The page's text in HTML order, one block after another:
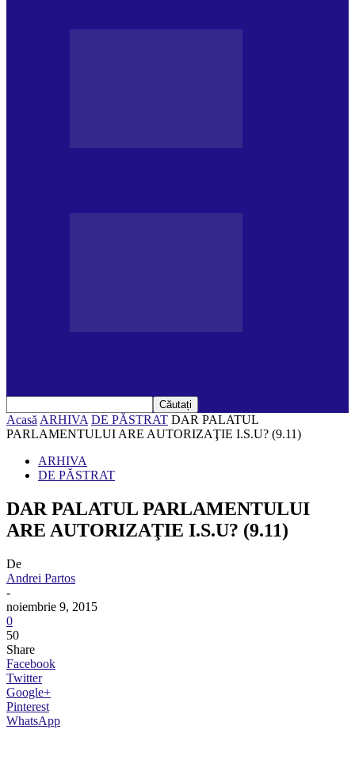
Acasă ARHIVA DE PĂSTRAT DAR PALATUL
PARLAMENTULUI ARE AUTORIZAŢIE I.S.U? (9.11)
ARHIVA
DE PĂSTRAT
DAR PALATUL PARLAMENTULUI
ARE AUTORIZAŢIE I.S.U? (9.11)
De
Andrei Partos
-
noiembrie 9, 2015
0
50
Share
Facebook
Twitter
Google+
Pinterest
WhatsApp